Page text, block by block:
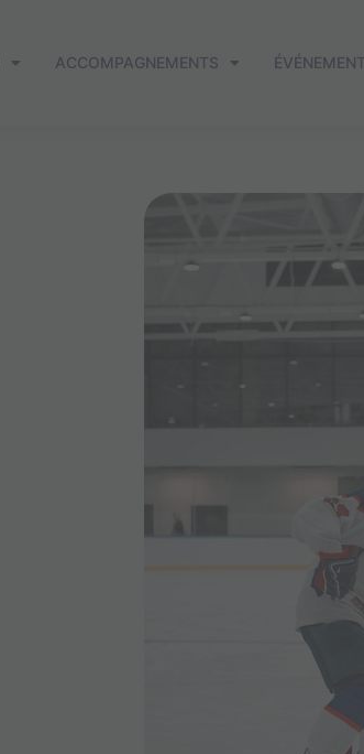
ACCOMPAGNEMENTS